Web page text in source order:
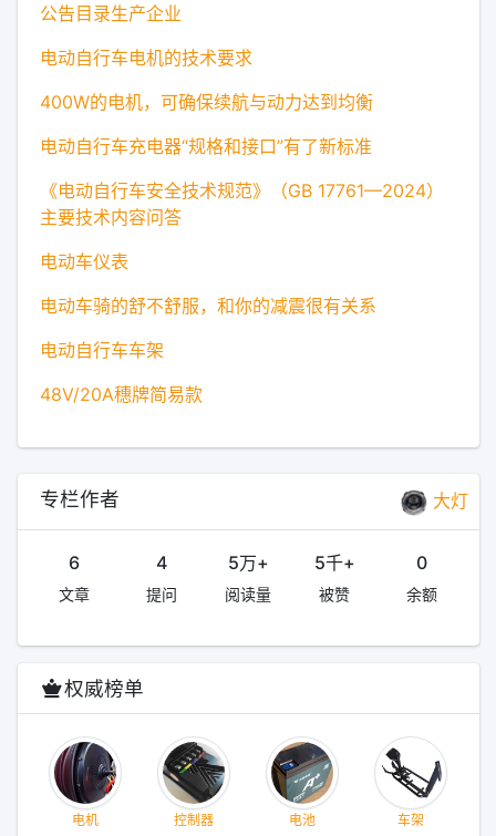
公告目录生产企业
电动自行车电机的技术要求
400W的电机，可确保续航与动力达到均衡
电动自行车充电器“规格和接口”有了新标准
《电动自行车安全技术规范》（GB 17761—2024）
主要技术内容问答
电动车仪表
电动车骑的舒不舒服，和你的减震很有关系
电动自行车车架
48V/20A穗牌简易款
专栏作者 大灯
6
文章
4
提问
5万+
阅读量
5千+
被赞
0
余额
权威榜单
电机 控制器 电池 车架